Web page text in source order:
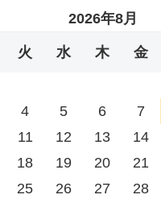
2026年8月
火 水 木 金
4 5 6 7
11 12 13 14
18 19 20 21
25 26 27 28